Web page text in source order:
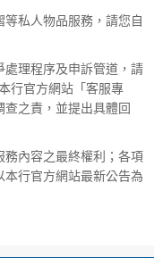
私人物品服務，請您自
理程序及申訴管道，請
行官方網站「客服專
之責，並提出具體回
內容之最終權利；各項
行官方網站最新公告為